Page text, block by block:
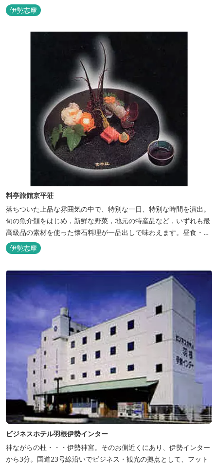
伊勢志摩
料亭旅館京平荘
落ちついた上品な雰囲気の中で、特別な一日、特別な時間を演出。
旬の魚介類をはじめ，新鮮な野菜，地元の特産品など，いずれも最
高級品の素材を使った懐石料理が一品出しで味わえます。昼食・夕
食・宿泊ができます。
伊勢志摩
ビジネスホテル羽根伊勢インター
神ながらの杜・・・伊勢神宮。そのお側近くにあり、伊勢インター
から3分。国道23号線沿いでビジネス・観光の拠点として、フット